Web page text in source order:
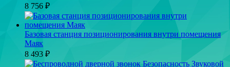
8 756 ₽
Базовая станция позиционирования внутри помещения
Маяк
8 493 ₽